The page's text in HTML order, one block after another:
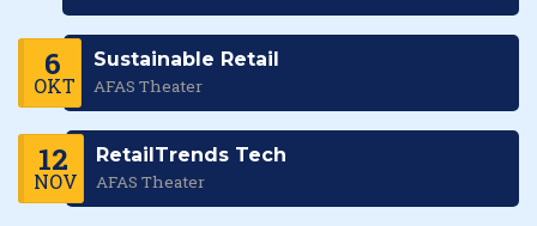
6
OKT
Sustainable Retail
AFAS Theater
12
NOV
RetailTrends Tech
AFAS Theater